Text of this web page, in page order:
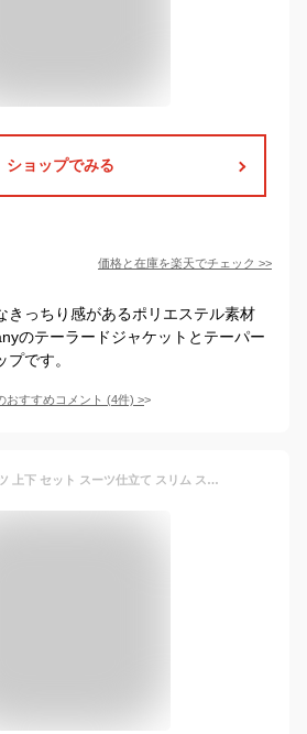
ショップでみる
価格と在庫を楽天でチェック >>
きっちり感があるポリエステル素材
のテーラードジャケットとテーパー
プです。
おすすめコメント (4件) >
セットアップスーツ 上下 セット スーツ仕立て スリム スーツ ノータック ストレッチ テーラード ジャケット 上下洗える ウォッシャブル テーパードパンツ カジュアル ビジネス 春夏秋冬 おしゃれ リモートワーク